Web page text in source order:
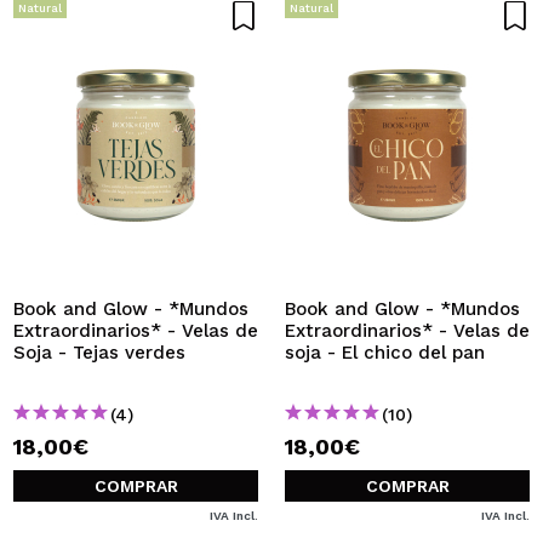
Natural
Book and Glow - *Mundos
Extraordinarios* - Velas de
Soja - Tejas verdes
(4)
18,00€
COMPRAR
IVA Incl.
Natural
Book and Glow - *Mundos
Extraordinarios* - Velas de
soja - El chico del pan
(10)
18,00€
COMPRAR
IVA Incl.